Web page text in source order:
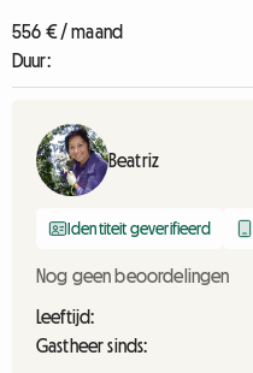
556 € / maand
Duur:
Beatriz
Identiteit geverifieerd
Nog geen beoordelingen
Leeftijd:
Gastheer sinds: